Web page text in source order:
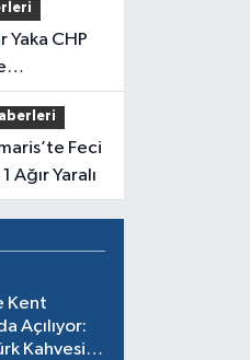
Atandı
Ağır Yaralı
Kent
Açılıyor:
Kahvesi